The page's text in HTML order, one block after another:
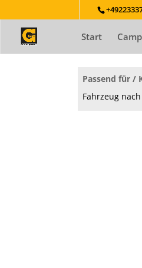
Start
Passend für /
Fahrzeug